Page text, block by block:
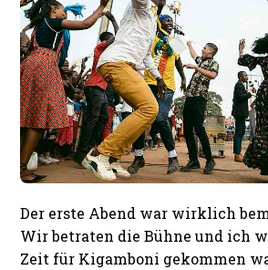
Der erste Abend war wirklich
Wir betraten die Bühne und ich
Zeit für Kigamboni gekommen